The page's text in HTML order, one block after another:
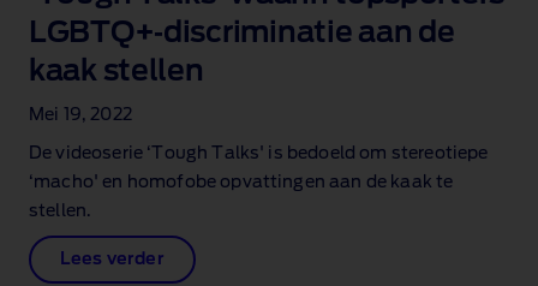
LGBTQ+‑discriminatie aan de
kaak stellen
Mei 19, 2022
De videoserie ‘Tough Talks' is bedoeld om stereotiepe
‘macho' en homofobe opvattingen aan de kaak te
stellen.
Lees verder